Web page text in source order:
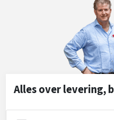
Alles over levering,